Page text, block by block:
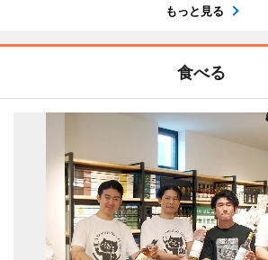
もっと見る
食べる